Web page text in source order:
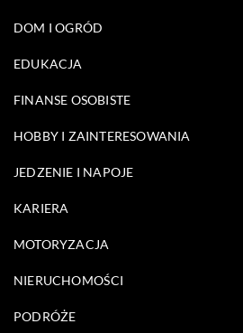
DOM I OGRÓD
EDUKACJA
FINANSE OSOBISTE
HOBBY I ZAINTERESOWANIA
JEDZENIE I NAPOJE
KARIERA
MOTORYZACJA
NIERUCHOMOŚCI
PODRÓŻE